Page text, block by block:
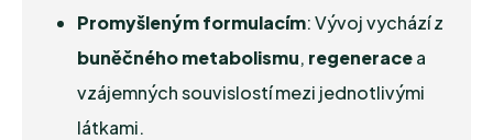
Promyšleným formulacím: Vývoj vychází z
buněčného metabolismu, regeneracea
vzájemných souvislostí mezi jednotlivými
látkami.